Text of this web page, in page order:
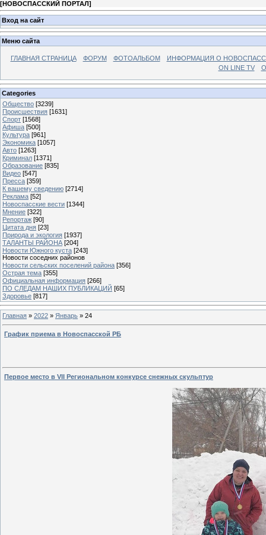
[НОВОСПАССКИЙ ПОРТАЛ]
Вход на сайт
Меню сайта
ГЛАВНАЯ СТРАНИЦА ФОРУМ ФОТОАЛЬБОМ
ИНФОРМАЦИЯ О
ON LINE TV
Categories
Общество [3239]
Происшествия [1631]
Спорт [1568]
Афиша [500]
Культура [961]
Экономика [1057]
Авто [1263]
Криминал [1371]
Образование [835]
Видео [547]
Пресса [359]
К вашему сведению [2714]
Реклама [52]
Новоспасские вести [1344]
Мнение [322]
Репортаж [90]
Цитата дня [23]
Природа и экология [1937]
ТАЛАНТЫ РАЙОНА [204]
Новости Южного куста [243]
Новости соседних районов
Новости сельских поселений района [356]
Острая тема [355]
Официальная информация [266]
ПО СЛЕДАМ НАШИХ ПУБЛИКАЦИЙ [65]
Здоровье [817]
Главная » 2022 » Январь » 24
График приема в Новоспасской РБ
Первое место в VII Региональном конкурсе снежных скульптур